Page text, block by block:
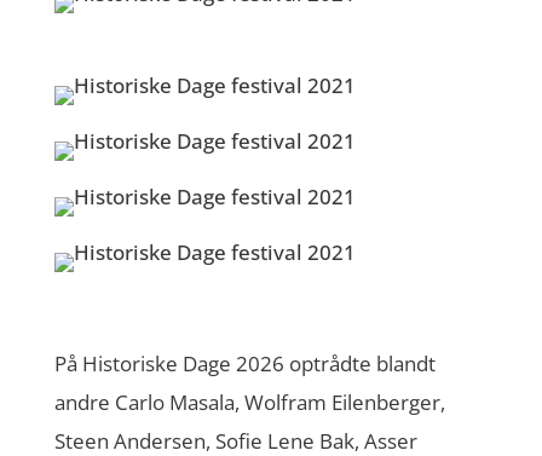
På Historiske Dage 2026 optrådte blandt
andre Carlo Masala, Wolfram Eilenberger,
Steen Andersen, Sofie Lene Bak, Asser